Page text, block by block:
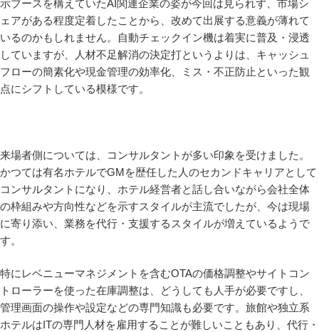
示ブースを構えていたAI関連企業の姿が今回は見られず、市場シ
ェアがある程度定着したことから、改めて出展する意義が薄れて
いるのかもしれません。自動チェックイン機は着実に普及・浸透
していますが、人材不足解消の決定打というよりは、キャッシュ
フローの簡素化や現金管理の効率化、ミス・不正防止といった観
点にシフトしている模様です。
来場者側については、コンサルタントが多い印象を受けました。
かつては有名ホテルでGMを歴任した人のセカンドキャリアとして
コンサルタントになり、ホテル経営者と話し合いながら会社全体
の枠組みや方向性などを示すスタイルが主流でしたが、今は現場
に寄り添い、業務を代行・支援するスタイルが増えているようで
す。
特にレベニューマネジメントを含むOTAの価格調整やサイトコン
トローラーを使った在庫調整は、どうしても人手が必要ですし、
管理画面の操作や設定などの専門知識も必要です。旅館や独立系
ホテルはITの専門人材を雇用することが難しいこともあり、代行・